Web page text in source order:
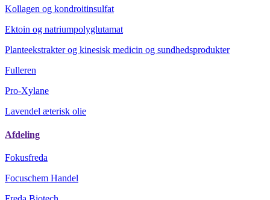
Kollagen og kondroitinsulfat
Ektoin og natriumpolyglutamat
Planteekstrakter og kinesisk medicin og sundhedsprodukter
Fulleren
Pro-Xylane
Lavendel æterisk olie
Afdeling
Fokusfreda
Focuschem Handel